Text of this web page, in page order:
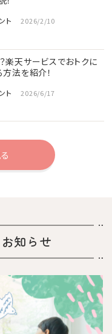
ト 2026/2/10
楽天サービスでおトクに
法を紹介！
ト 2026/6/17
知らせ